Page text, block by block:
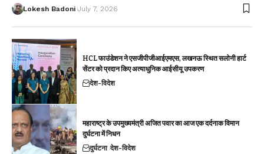
Lokesh Badoni July 7, 2026
HCL फाउंडेशन ने एसजीपीजीआईएमएस, लखनऊ स्थित सलोनी हार्ट
सेंटर को प्रदान किए अत्याधुनिक आईसीयू उपकरण
देश-विदेश
महाराष्ट्र के उपमुख्यमंत्री अजित पवार का आज एक दर्दनाक विमान
दुर्घटना में निधन
दुर्घटना देश-विदेश